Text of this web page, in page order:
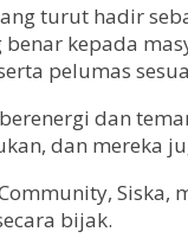
turut hadir
kepada
pelumas
dan
dan mereka
bijak.